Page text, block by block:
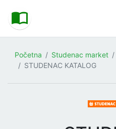
Početna Studenac market
STUDENAC KATALOG